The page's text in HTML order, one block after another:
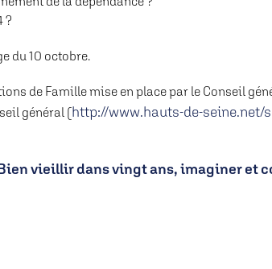
?
du 10 octobre.
de Famille mise en place par le Conseil
général (http://www.hauts-de-
Bien vieillir dans vingt ans, imaginer